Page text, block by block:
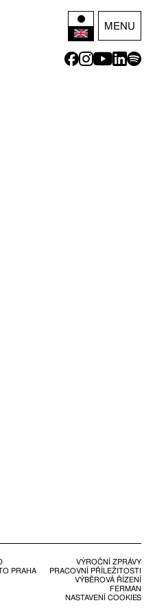
MENU
PRAHA
VÝROČNÍ ZPRÁVY
PRACOVNÍ PŘÍLEŽITOSTI
VÝBĚROVÁ ŘÍZENÍ
FERMAN
NASTAVENÍ COOKIES